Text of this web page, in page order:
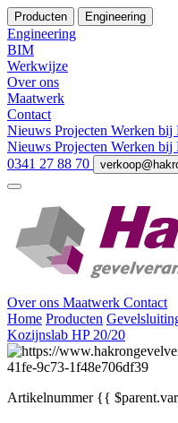
Producten Engineering
Engineering
BIM
Werkwijze
Over ons
Maatwerk
Contact
Nieuws Projecten Werken bij
Nieuws Projecten Werken bij
0341 27 88 70
Over ons Maatwerk Contact
Home Producten
Kozijnslab HP 20/20
Artikelnummer{{